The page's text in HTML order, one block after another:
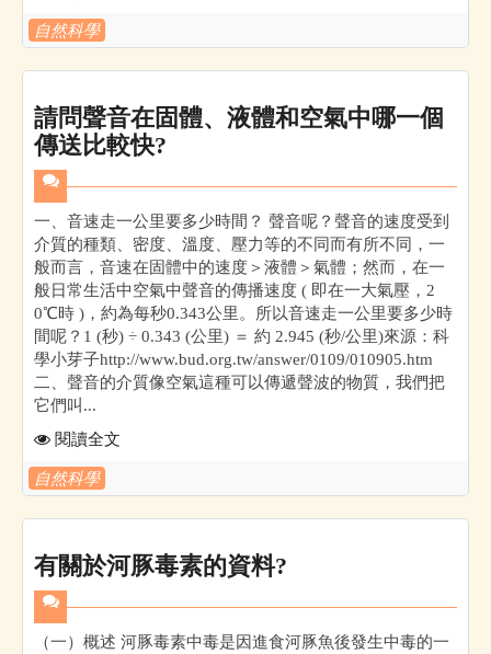
自然科學
請問聲音在固體、液體和空氣中哪一個
傳送比較快?
一、音速走一公里要多少時間？ 聲音呢？聲音的速度受到
介質的種類、密度、溫度、壓力等的不同而有所不同，一
般而言，音速在固體中的速度＞液體＞氣體；然而，在一
般日常生活中空氣中聲音的傳播速度 ( 即在一大氣壓，2
0℃時 )，約為每秒0.343公里。所以音速走一公里要多少時
間呢？1 (秒) ÷ 0.343 (公里) ＝ 約 2.945 (秒/公里)來源：科
學小芽子http://www.bud.org.tw/answer/0109/010905.htm
二、聲音的介質像空氣這種可以傳遞聲波的物質，我們把
它們叫...
閱讀全文
自然科學
有關於河豚毒素的資料?
（一）概述 河豚毒素中毒是因進食河豚魚後發生中毒的一